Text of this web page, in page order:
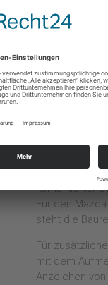
Reichweiten
Klasse: D-E)
mit M Hybrid
serienmäßig
Dieselversion
Zum
hellbraune
Hinzu kommt
kombinierter
Für den
steht die
Für
mit dem
Anzeichen